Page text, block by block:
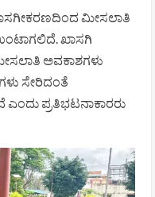
ಮೀಸಲಾತಿ
ಉಂಟಾಗಲಿದೆ. ಖಾಸಗಿ
ಅವಕಾಶಗಳು
ಸೇರಿದಂತೆ
ಪ್ರತಿಭಟನಾಕಾರರು